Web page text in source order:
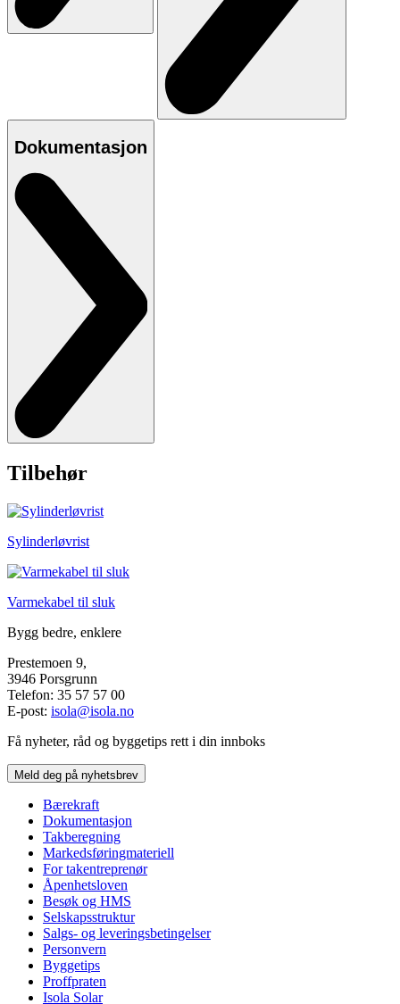
Dokumentasjon
Tilbehør
Sylinderløvrist
Varmekabel til sluk
Bygg bedre, enklere
Prestemoen 9,
3946 Porsgrunn
Telefon: 35 57 57 00
E-post: isola@isola.no
Få nyheter, råd og byggetips rett i din innboks
Meld deg på nyhetsbrev
Bærekraft
Dokumentasjon
Takberegning
Markedsføringmateriell
For takentreprenør
Åpenhetsloven
Besøk og HMS
Selskapsstruktur
Salgs- og leveringsbetingelser
Personvern
Byggetips
Proffpraten
Isola Solar